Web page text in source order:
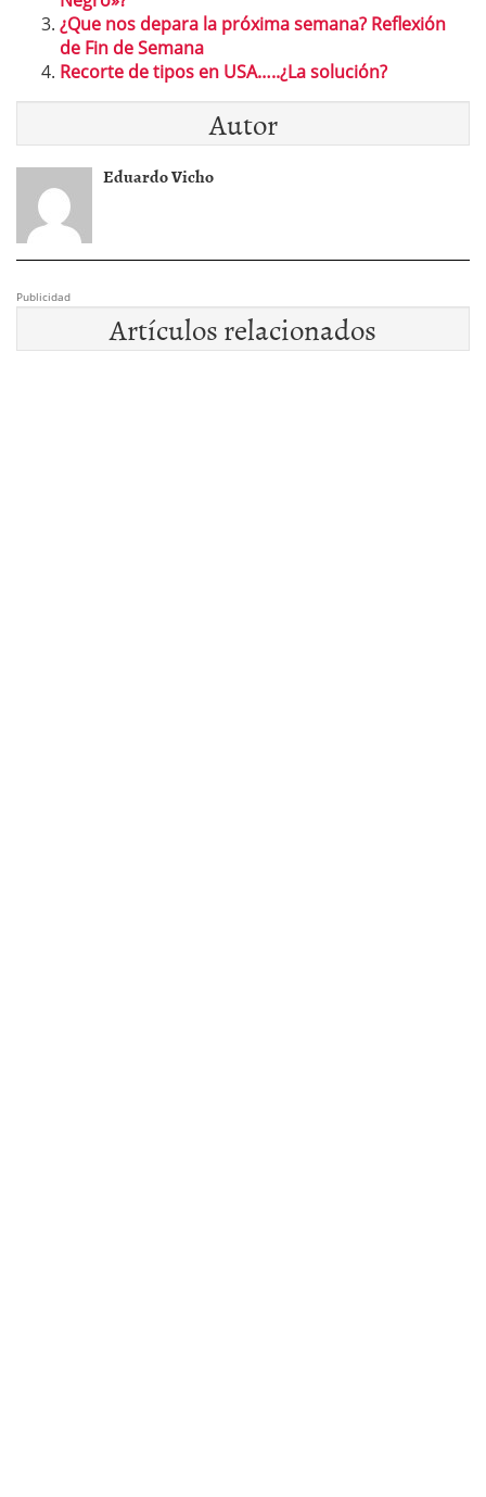
¿Que nos depara la próxima semana? Reflexión
de Fin de Semana
Recorte de tipos en USA…..¿La solución?
Autor
Eduardo Vicho
Publicidad
Artículos relacionados